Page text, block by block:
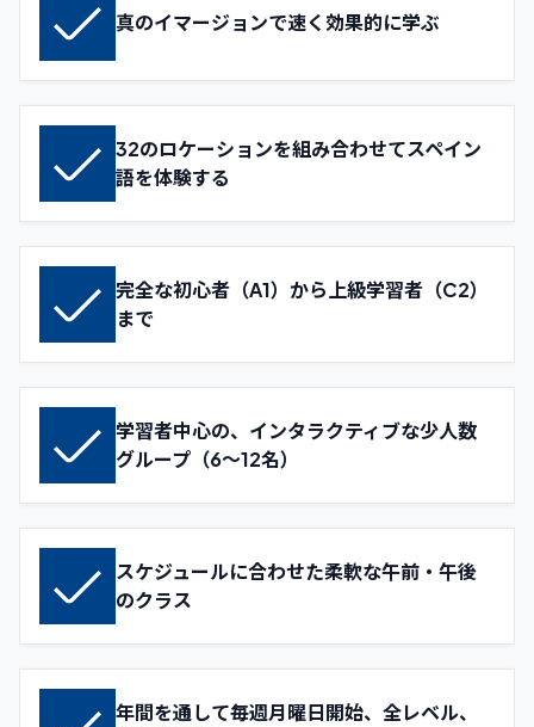
真のイマージョンで速く効果的に学ぶ
32のロケーションを組み合わせてスペイン
語を体験する
完全な初心者（A1）から上級学習者（C2）
まで
学習者中心の、インタラクティブな少人数
グループ（6～12名）
スケジュールに合わせた柔軟な午前・午後
のクラス
年間を通して毎週月曜日開始、全レベル、